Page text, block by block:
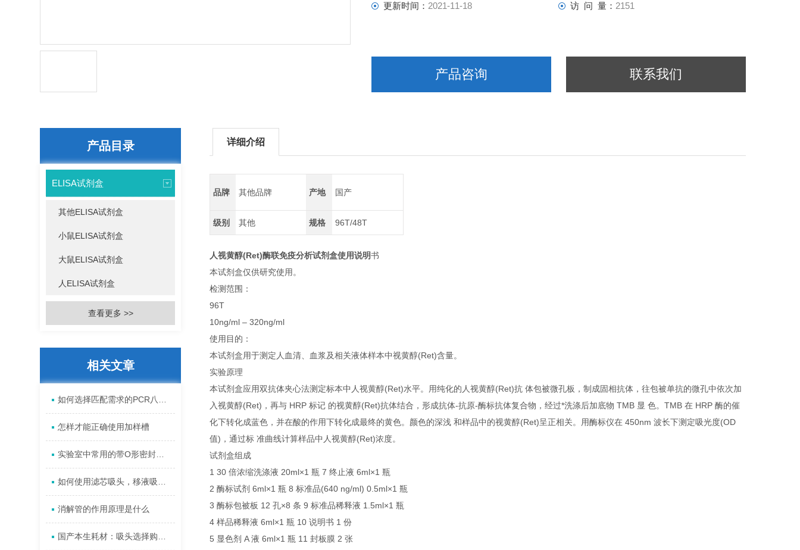
更新时间： 2021-11-18 访 问 量： 2151
产品咨询 联系我们
产品目录
ELISA试剂盒
其他ELISA试剂盒
小鼠ELISA试剂盒
大鼠ELISA试剂盒
人ELISA试剂盒
查看更多 >>
相关文章
怎样才能正确使用加样槽
消解管的作用原理是什么
详细介绍
品牌 其他品牌 产地 国产
级别 其他 规格 96T/48T
人视黄醇(Ret)酶联免疫分析试剂盒使用说明书
本试剂盒仅供研究使用。
检测范围：
96T
10ng/ml – 320ng/ml
使用目的：
本试剂盒用于测定人血清、血浆及相关液体样本中视黄醇(Ret)含量。
实验原理
本试剂盒应用双抗体夹心法测定标本中人视黄醇(Ret)水平。用纯化的人视黄醇(Ret)抗 体包被微孔板，制成固相抗体，往包被单抗的微孔中依次加
入视黄醇(Ret)，再与 HRP 标记 的视黄醇(Ret)抗体结合，形成抗体-抗原-酶标抗体复合物，经过*洗涤后加底物 TMB 显 色。TMB 在 HRP 酶的催
化下转化成蓝色，并在酸的作用下转化成最终的黄色。颜色的深浅 和样品中的视黄醇(Ret)呈正相关。用酶标仪在 450nm 波长下测定吸光度(OD
值)，通过标 准曲线计算样品中人视黄醇(Ret)浓度。
试剂盒组成
1 30 倍浓缩洗涤液 20ml×1 瓶 7 终止液 6ml×1 瓶
2 酶标试剂 6ml×1 瓶 8 标准品(640 ng/ml) 0.5ml×1 瓶
3 酶标包被板 12 孔×8 条 9 标准品稀释液 1.5ml×1 瓶
4 样品稀释液 6ml×1 瓶 10 说明书 1 份
5 显色剂 A 液 6ml×1 瓶 11 封板膜 2 张